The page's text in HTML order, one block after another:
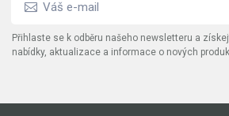
Přihlaste se k odběru našeho newsletteru a
nabídky, aktualizace a informace o nových